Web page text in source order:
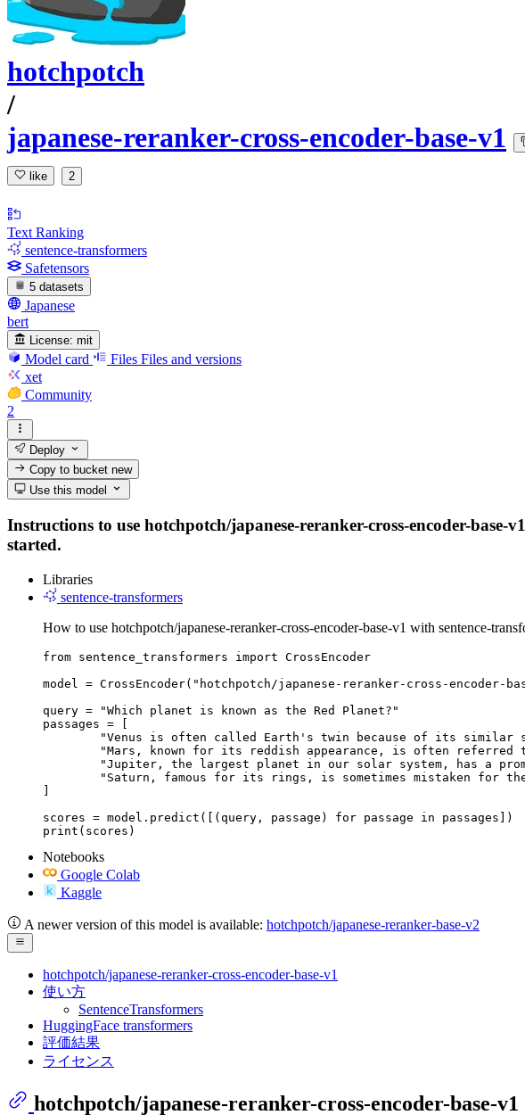
hotchpotch
/
japanese-reranker-cross-encoder-base-v1
like 2
Text Ranking
sentence-transformers
Safetensors
5 datasets
Japanese
bert
License: mit
Model card Files Files and versions
xet
Community
2
Deploy
Copy to bucketnew
Use this model
Instructions to use hotchpotch/japanese-reranker-cross-encoder-
started.
Libraries
sentence-transformers
How to use hotchpotch/japanese-reranker-cross-encoder-base-v1 with sentence-
from sentence_transformers import CrossEncoder
model = CrossEncoder("hotchpotch/japanese-reranker-cross-encoder-
query = "Which planet is known as the Red Planet?"
passages = [
scores = model.predict([(query, passage) for passage in passages])
print(scores)
Notebooks
Google Colab
Kaggle
A newer version of this model is available: hotchpotch/japanese-reranker-base-v2
hotchpotch/japanese-reranker-cross-encoder-base-v1
使い方
SentenceTransformers
HuggingFace transformers
評価結果
ライセンス
hotchpotch/japanese-reranker-cross-encoder-base-v1